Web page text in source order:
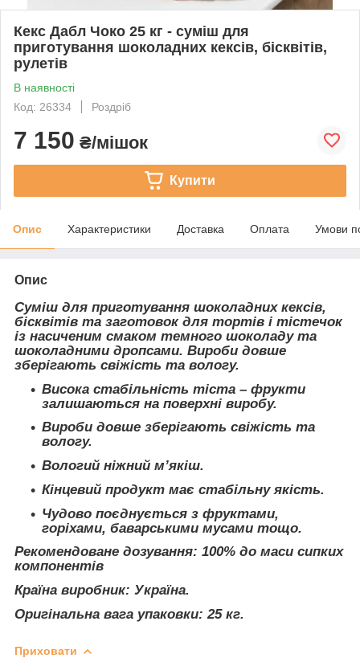
Кекс Дабл Чоко 25 кг - суміш для
приготування шоколадних кексів, бісквітів,
рулетів
В наявності
Код: 26334
Роздріб
7 150 ₴/мішок
Купити
Опис Характеристики Доставка Оплата Умови
Опис
Суміш для приготування шоколадних кексів,
бісквітів та заготовок для тортів і тістечок
із насиченим смаком темного шоколаду та
шоколадними дропсами. Вироби довше
зберігають свіжість та вологу.
Висока стабільність тіста – фрукти
залишаються на поверхні виробу.
Вироби довше зберігають свіжість та
вологу.
Вологий ніжний м’якіш.
Кінцевий продукт має стабільну якість.
Чудово поєднується з фруктами,
горіхами, баварськими мусами тощо.
Рекомендоване дозування: 100% до маси сипких
компонентів
Країна виробник: Україна.
Оригінальна вага упаковки: 25 кг.
Приховати